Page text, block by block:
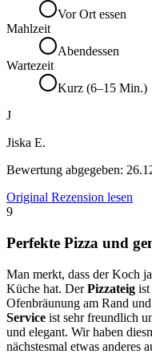
Vor Ort essen
Mahlzeit
Abendessen
Wartezeit
Kurz (6–15 Min.)
J
Jiska E.
Bewertung abgegeben:
Original Rezension lesen
9
Perfekte Pizza und
Man merkt, dass der Koch
Küche hat. DerPizzateig ist
Ofenbräunung am Rand
Service ist sehr freundlich
und elegant. Wir haben
nächstesmal etwas anderes